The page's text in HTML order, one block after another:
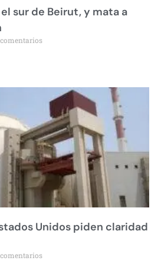
sur de Beirut, y mata a
Unidos piden claridad